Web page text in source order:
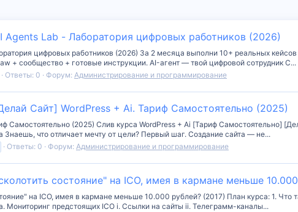
Agents Lab - Лаборатория цифровых работников (2026)
цифровых работников (2026) За 2 месяца выполни 10+ реальных
+ сообщество + готовые инструкции. AI-агент — твой цифровой сотрудник С...
Ответы: 0 Форум: Администрирование и программирование
Сайт] WordPress + Ai. Тариф Самостоятельно (2025)
Самостоятельно (2025) Слив курса WordPress + Ai [Тариф Самостоятельно]
что отличает мечту от цели? Первый шаг. Создание сайта — не...
Ответы: 0 Форум: Администрирование и программирование
состояние" на ICO, имея в кармане меньше
на ICO, имея в кармане меньше 10.000 рублей? (2017) План курса: 1. Что
Мониторинг предстоящих ICO i. Ссылки на сайты ii. Телеграмм-каналы...